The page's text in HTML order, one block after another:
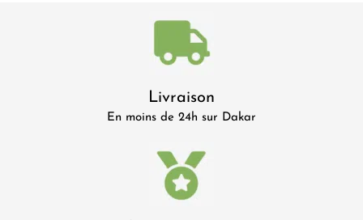
Livraison
En moins de 24h sur Dakar